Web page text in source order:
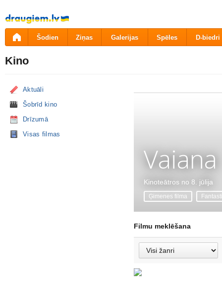
Pāriet
uz
saturu
Šodien Ziņas Galerijas Spēles D-biedri
Kino
Aktuāli
Šobrīd kino
Drīzumā
Visas filmas
Vaiana
Kinoteātros no 8. jūlija
Ģimenes filma
Filmu meklēšana